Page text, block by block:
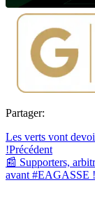
Partager:
Les verts vont
!Précédent
📰 Supporters,
avant #EAGASSE !